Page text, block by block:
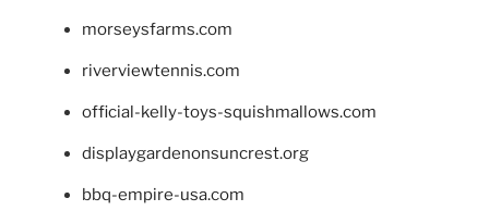
morseysfarms.com
riverviewtennis.com
official-kelly-toys-squishmallows.com
displaygardenonsuncrest.org
bbq-empire-usa.com